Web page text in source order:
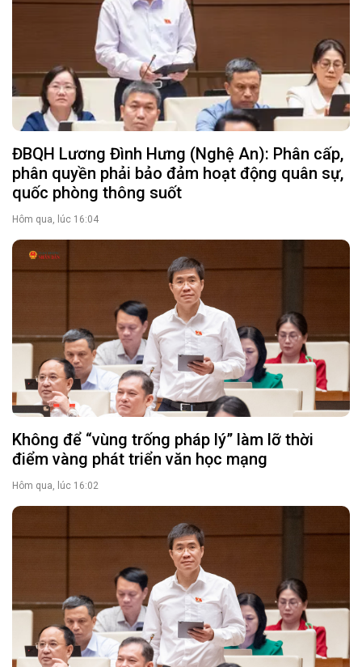
ĐBQH Lương Đình Hưng (Nghệ An): Phân cấp,
phân quyền phải bảo đảm hoạt động quân sự,
quốc phòng thông suốt
Hôm qua, lúc 16:04
Không để “vùng trống pháp lý” làm lỡ thời
điểm vàng phát triển văn học mạng
Hôm qua, lúc 16:02